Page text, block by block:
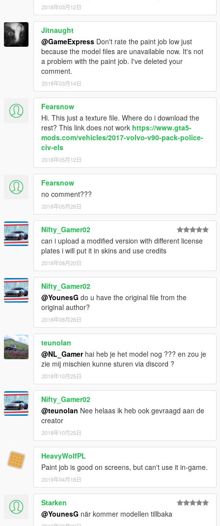
2018年03月12日
Jitnaught
@GameExpress Don't rate the paint job low just
because the model files are unavailable now. It's not
a problem with the paint job. I've deleted your
comment.
2018年03月14日
Fearsnow
Hi. This just a texture file. Where do i download the
rest? This link does not work https://www.gta5-
mods.com/vehicles/2017-volvo-v90-pack-police-
civ-els
2018年05月12日
Fearsnow
no comment???
2018年05月26日
Nifty_Gamer02
can i upload a modified version with different license
plates i will put it in skins and use credits
2018年08月20日
Nifty_Gamer02
@YounesG do u have the original file from the
original author?
2018年08月28日
teunolan
@NL_Gamerhai heb je het model nog ??? en zou je
zie mij mischien kunne sturen via discord ?
2018年10月25日
Nifty_Gamer02
@teunolan Nee helaas ik heb ook gevraagd aan de
creator
2018年10月25日
HeavyWolfPL
Paint job is good on screens, but can't use it in-game.
2019年04月18日
Starken
@YounesG när kommer modellen tillbaka